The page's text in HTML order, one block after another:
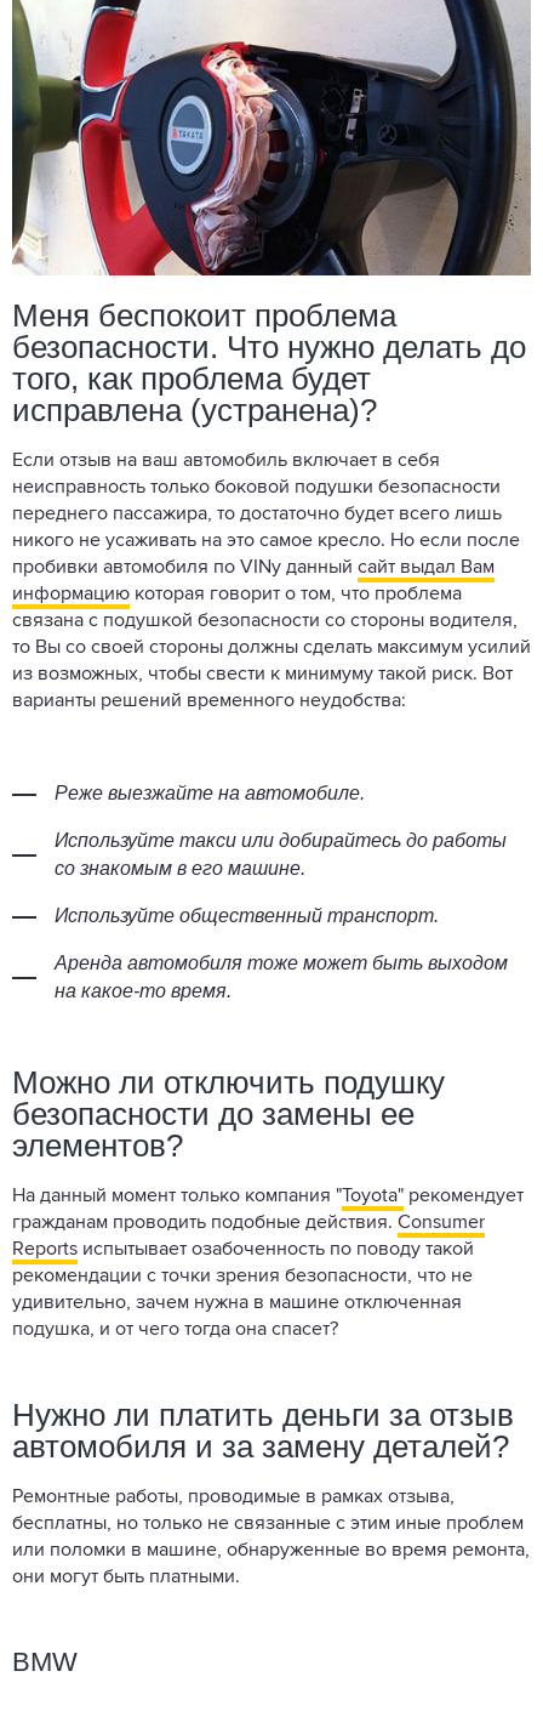
Меня беспокоит проблема
безопасности. Что нужно делать до
того, как проблема будет
исправлена (устранена)?
Если отзыв на ваш автомобиль включает в себя
неисправность только боковой подушки безопасности
переднего пассажира, то достаточно будет всего лишь
никого не усаживать на это самое кресло. Но если после
пробивки автомобиля по VINу данный сайт выдал Вам
информацию которая говорит о том, что проблема
связана с подушкой безопасности со стороны водителя,
то Вы со своей стороны должны сделать максимум усилий
из возможных, чтобы свести к минимуму такой риск. Вот
варианты решений временного неудобства:
Реже выезжайте на автомобиле.
Используйте такси или добирайтесь до работы
со знакомым в его машине.
Используйте общественный транспорт.
Аренда автомобиля тоже может быть выходом
на какое-то время.
Можно ли отключить подушку
безопасности до замены ее
элементов?
На данный момент только компания "Toyota" рекомендует
гражданам проводить подобные действия. Consumer
Reports испытывает озабоченность по поводу такой
рекомендации с точки зрения безопасности, что не
удивительно, зачем нужна в машине отключенная
подушка, и от чего тогда она спасет?
Нужно ли платить деньги за отзыв
автомобиля и за замену деталей?
Ремонтные работы, проводимые в рамках отзыва,
бесплатны, но только не связанные с этим иные проблем
или поломки в машине, обнаруженные во время ремонта,
они могут быть платными.
BMW